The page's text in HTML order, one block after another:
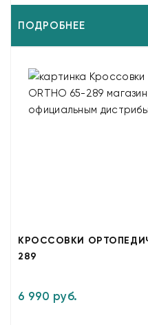
ПОДРОБНЕЕ
КРОССОВКИ
289
6 990 руб.